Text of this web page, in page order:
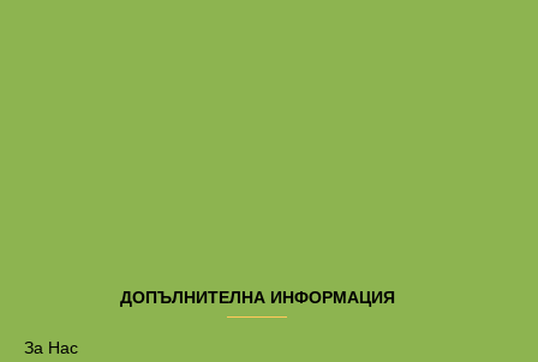
ДОПЪЛНИТЕЛНА ИНФОРМАЦИЯ
За Нас